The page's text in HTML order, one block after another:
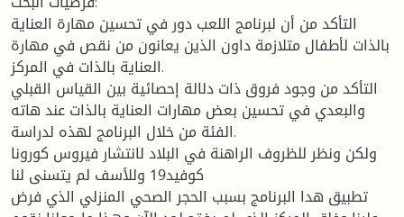
التأكد من أن لبرنامج اللعب دور في تحسين مهارة العناية
بالذات لأطفال متلازمة داون الذين يعانون من نقص في مهارة
العناية بالذات في المركز.
التأكد من وجود فروق ذات دلالة إحصائية بين القياس القبلي
والبعدي في تحسين بعض مهارات العناية بالذات عند هاته
الفئة من خلال البرنامج لهذه لدراسة.
ولكن ونظر للظروف الراهنة في البلاد لانتشار فيروس كورونا
كوفيد19 وللأسف لم يتسنى لنا
تطبيق هدا البرنامج بسبب الحجر الصحي المنزلي الذي فرض